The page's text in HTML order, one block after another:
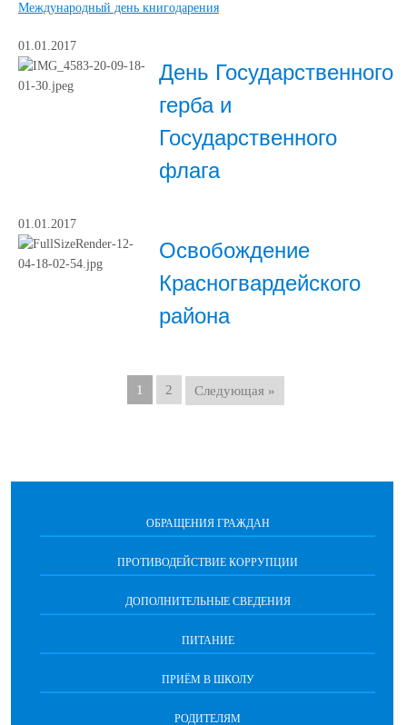
Международный день книгодарения
01.01.2017
День Государственного
герба и
Государственного
флага
01.01.2017
Освобождение
Красногвардейского
района
1 2 Следующая »
ОБРАЩЕНИЯ ГРАЖДАН
ПРОТИВОДЕЙСТВИЕ КОРРУПЦИИ
ДОПОЛНИТЕЛЬНЫЕ СВЕДЕНИЯ
ПИТАНИЕ
ПРИЁМ В ШКОЛУ
РОДИТЕЛЯМ